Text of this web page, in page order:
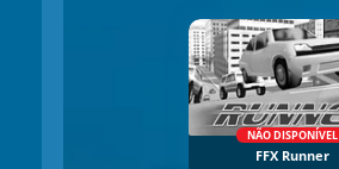
NÃO DISPONÍVEL
FFX Runner